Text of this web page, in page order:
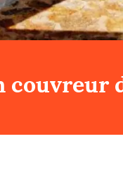
couvreur